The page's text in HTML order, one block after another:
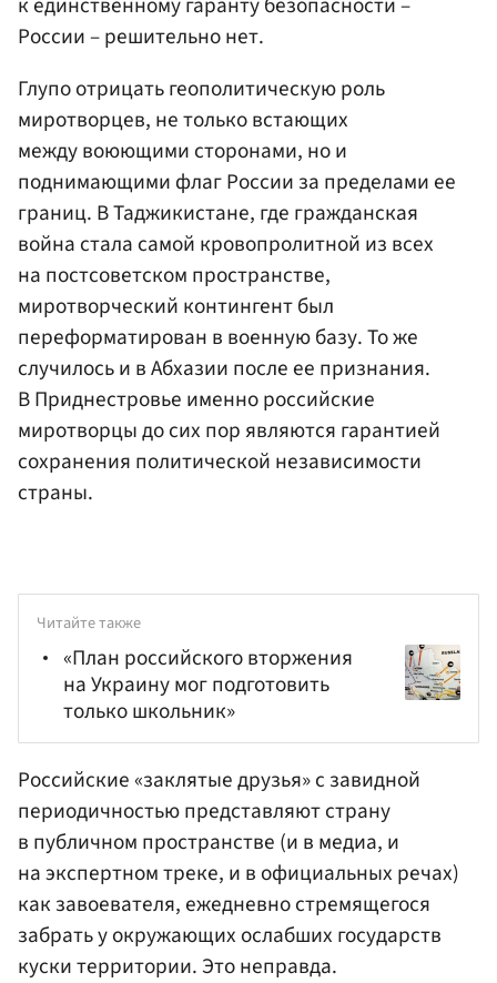
России – решительно нет.
Глупо отрицать геополитическую роль
миротворцев, не только встающих
между воюющими сторонами, но и
поднимающими флаг России за пределами ее
границ. В Таджикистане, где гражданская
война стала самой кровопролитной из всех
на постсоветском пространстве,
миротворческий контингент был
переформатирован в военную базу. То же
случилось и в Абхазии после ее признания.
В Приднестровье именно российские
миротворцы до сих пор являются гарантией
сохранения политической независимости
страны.
Читайте также
«План российского вторжения
на Украину мог подготовить
только школьник»
Российские «заклятые друзья» с завидной
периодичностью представляют страну
в публичном пространстве (и в медиа, и
на экспертном треке, и в официальных речах)
как завоевателя, ежедневно стремящегося
забрать у окружающих ослабших государств
куски территории. Это неправда.